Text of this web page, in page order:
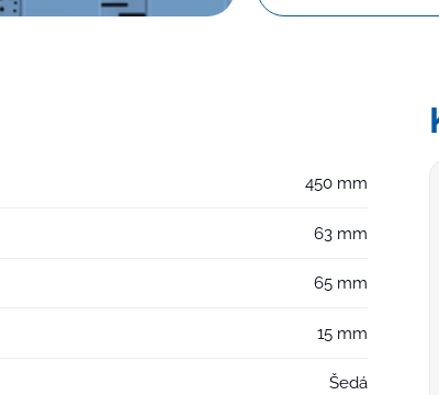
450 mm
63 mm
65 mm
15 mm
Šedá